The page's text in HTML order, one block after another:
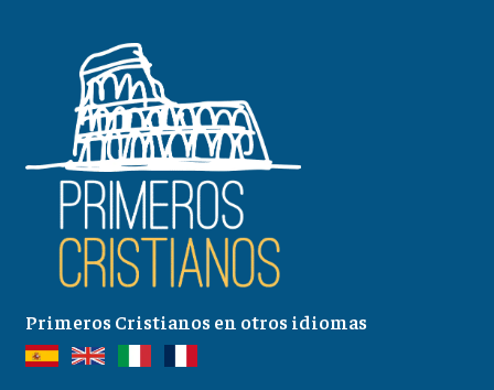
Primeros Cristianos en otros idiomas